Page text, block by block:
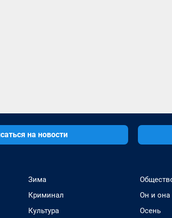
на новости
Зима
Криминал
Культура
Он и она
Осень